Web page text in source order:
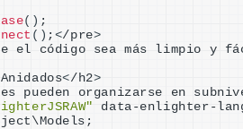
() ;
() ; </pre>
el código sea más limpio y
</h2>
pueden organizarse en
data-enlighter-